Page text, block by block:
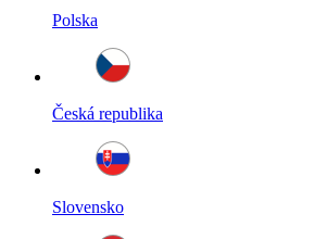
Polska
Česká republika
Slovensko